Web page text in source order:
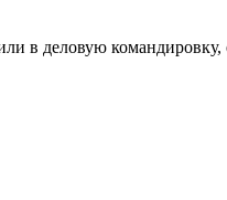
в деловую командировку,